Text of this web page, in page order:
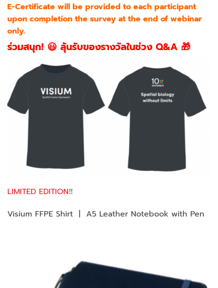
E-Certificate will be provided to each participant
upon completion the survey at the end of webinar
only.
ร่วมสนุก! 😃 ลุ้นรับของรางวัลในช่วง Q&A 🎁
LIMITED EDITION‼
Visium FFPE Shirt | A5 Leather Notebook with Pen